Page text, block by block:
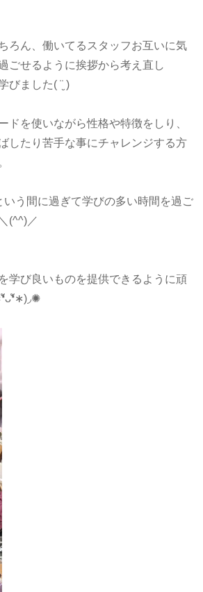
ろん、働いてるスタッフお互いに気
ごせるように挨拶から考え直し
びました( ¨̮ )
ドを使いながら性格や特徴をしり、
したり苦手な事にチャレンジする方
う間に過ぎて学びの多い時間を過ご
(^^)／
学び良いものを提供できるように頑
ᴗ❛ั∗)◞✺